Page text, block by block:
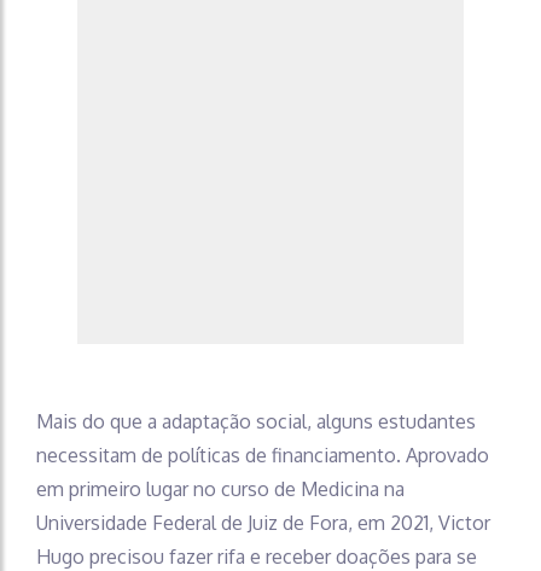
Mais do que a adaptação social, alguns estudantes
necessitam de políticas de financiamento. Aprovado
em primeiro lugar no curso de Medicina na
Universidade Federal de Juiz de Fora, em 2021, Victor
Hugo precisou fazer rifa e receber doações para se